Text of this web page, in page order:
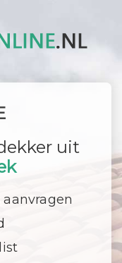
uit